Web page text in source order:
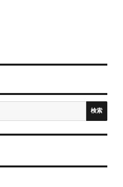
検索